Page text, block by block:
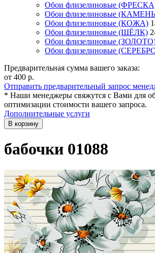
Обои флизелиновые
Обои флизелиновые
Обои флизелиновые (КОЖА)
Обои флизелиновые (ШЁЛК)
Обои флизелиновые
Обои флизелиновые
Предварительная сумма вашего заказа:
от 400 р.
Отправить предварительный запрос
* Наши менеджеры свяжутся с Вами для
оптимизации стоимости вашего запроса.
Дополнительные услуги
В корзину
бабочки 01088